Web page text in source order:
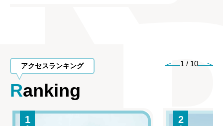
アクセスランキング
Ranking
1 / 10
1 2